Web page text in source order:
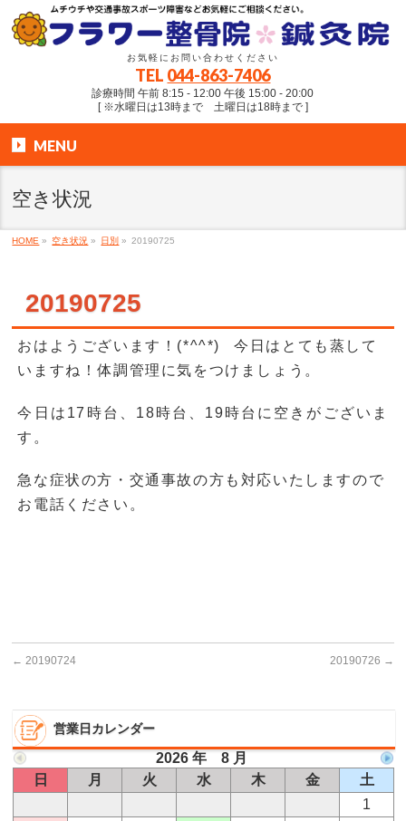
お気軽にお問い合わせください
TEL 044-863-7406
診療時間 午前 8:15 - 12:00 午後 15:00 - 20:00
[ ※水曜日は13時まで 土曜日は18時まで ]
MENU
空き状況
HOME » 空き状況 » 日別 » 20190725
20190725
おはようございます！(*^^*) 今日はとても蒸して
いますね！体調管理に気をつけましょう。
今日は17時台、18時台、19時台に空きがございま
す。
急な症状の方・交通事故の方も対応いたしますので
お電話ください。
← 20190724 20190726 →
営業日カレンダー
2026 年 8 月
日
月 火 水 木 金
土
1